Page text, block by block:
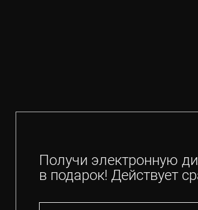
Получи электронную
в подарок! Действует